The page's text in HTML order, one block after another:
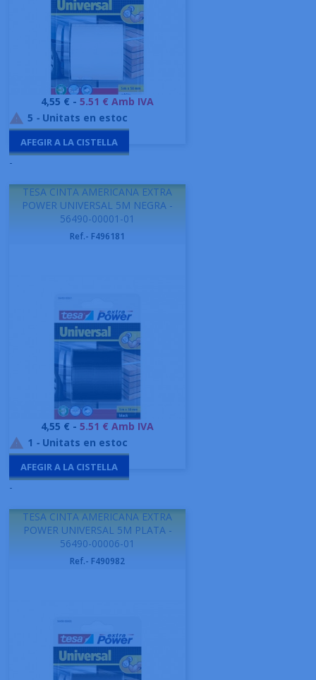
Preu
4,55 € - 5.51 € Amb IVA
 5 - Unitats en estoc
AFEGIR A LA CISTELLA
-
TESA CINTA AMERICANA EXTRA
POWER UNIVERSAL 5M NEGRA -
56490-00001-01
Ref.- F496181
Preu
4,55 € - 5.51 € Amb IVA
 1 - Unitats en estoc
AFEGIR A LA CISTELLA
-
TESA CINTA AMERICANA EXTRA
POWER UNIVERSAL 5M PLATA -
56490-00006-01
Ref.- F490982